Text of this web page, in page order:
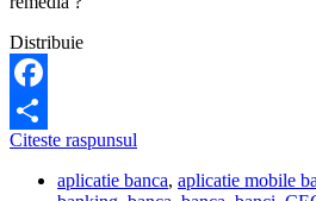
Distribuie
Facebook
Share
Citeste raspunsul
sa
aplicatie banca, aplicatie mobile